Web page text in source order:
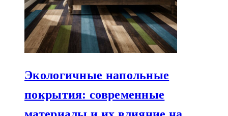
Экологичные напольные
покрытия: современные